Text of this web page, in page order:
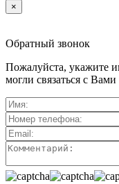
×
Обратный звонок
Пожалуйста, укажите
могли связаться с Вами